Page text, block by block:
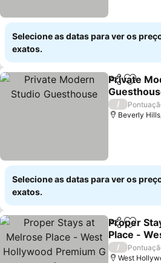
Selecione as datas para ver os
exatos.
Partilhar
Private
Ver preços
/
Beverly
Selecione as datas para ver os
exatos.
Partilhar
Proper
Place -
Premium
Ver preços
/
West